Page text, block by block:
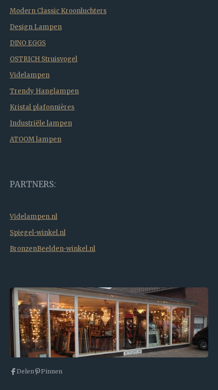
Modern Classic Kroonluchters
Design Lampen
DINO EGGS
OSTRICH Struisvogel
Videlampen
Trendy Hanglampen
Kristal plafonnières
Industriële lampen
ATOOM lampen
PARTNERS:
Videlampen.nl
Spiegel-winkel.nl
BronzenBeelden-winkel.nl
Delen Pinnen